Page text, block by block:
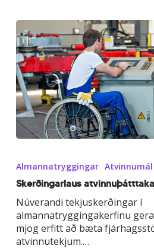
öryrkja
Almannatryggingar Atvinnumál
Skerðingarlaus
Núverandi tekjuskerðingar í
almannatryggingakerfinu
mjög erfitt að bæta
atvinnutekjum.…